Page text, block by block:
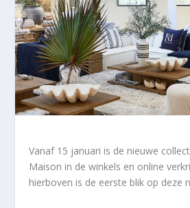
Vanaf 15 januari is de nieuwe
Maison in de winkels en online
hierboven is de eerste blik op deze